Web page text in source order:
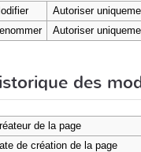
Autoriser
Autoriser
des
de la page
de création de la page